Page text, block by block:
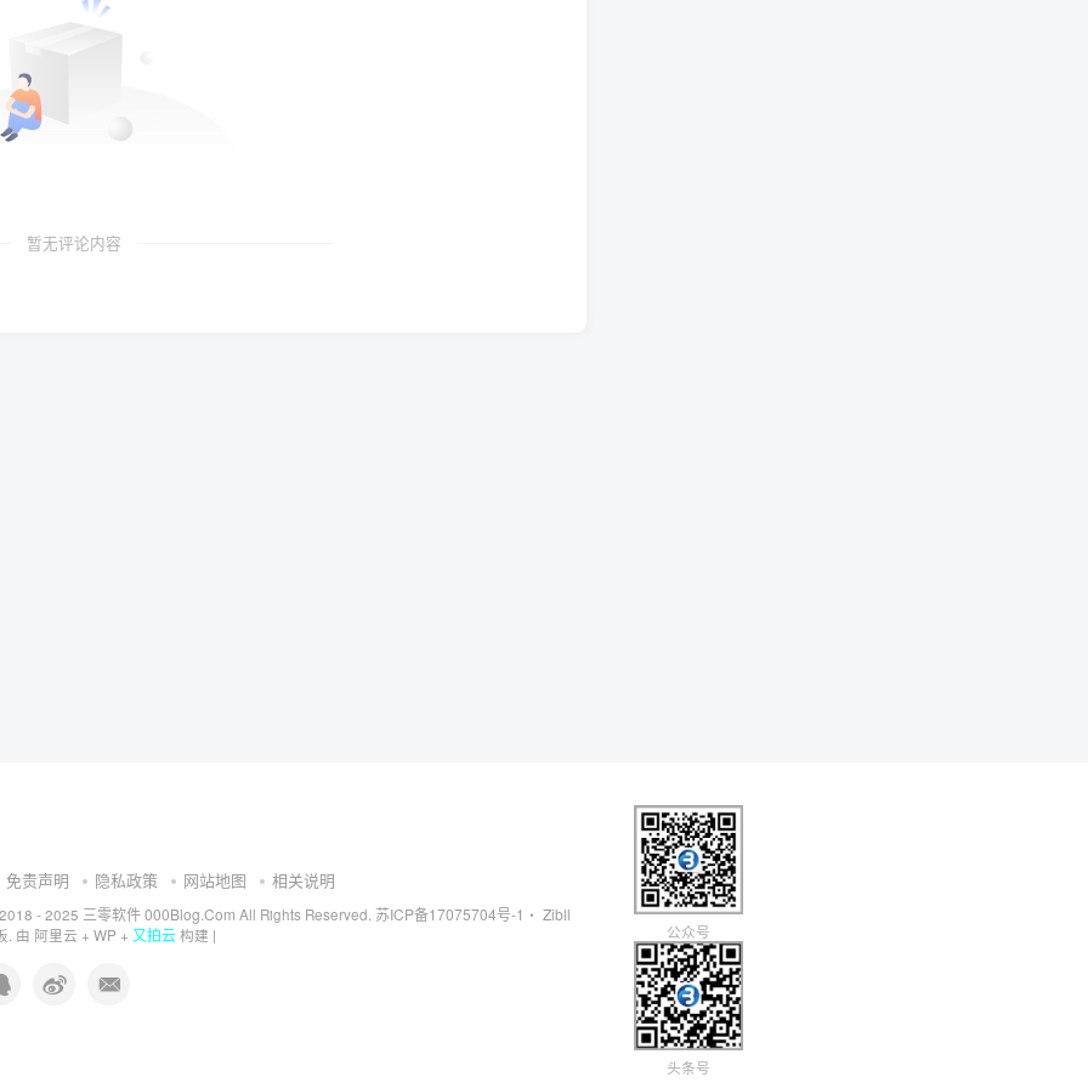
暂无评论内容
免责声明 隐私政策 网站地图 相关说明
- 2025 三零软件 000Blog.Com All Rights Reserved. 苏ICP备17075704号-1 ・ Zibll
. 由 阿里云 + WP + 又拍云构建 | 公众号
头条号